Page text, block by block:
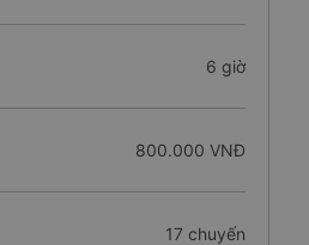
6 giờ
800.000 VNĐ
17 chuyến